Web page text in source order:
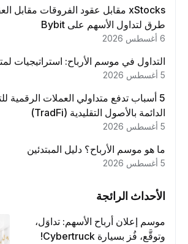
طرق لتداول الأسهم على Bybit
التداول في موسم الأرباح: استراتيجيات
5 أسباب تدفع متداولي العملات الرقمية
الدائمة بالأصول التقليدية (TradFi)
ما هو موسم الأرباح؟ دليل المبتدئين
الأحداث الرائجة
موسم إعلان أرباح الأسهم: تداوَل،
وتوقَّع، فُز بسيارة Cybertruck!